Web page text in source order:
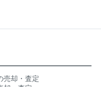
売却・査定